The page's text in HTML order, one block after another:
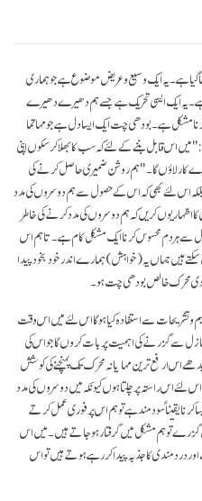
ہے۔ یہ ایک وسیع و عریض موضوع ہے جو ہماری
ہے۔ یہ ایک ایسی تحریک ہے جسے ہم دھیرے دھیرے
مشکل ہے۔ بودھی چت ایک ایسا دل ہے جو مہاتما
میں اس قابل بننے کے لئے کہ سب کا بھلا کر سکوں اپنی
برؤے کار لاؤں گا۔ " ہم روشن ضمیری حاصل کرنے کی
اس لئے بھی کہ اس کے حصول سے ہم دوسروں کی مدد
اظہار یوں کریں کہ ہم دوسروں کی مدد کرنے کی خاطر
سے ہر دم محسوس کرنا ایک مشکل کام ہے۔ تاہم اس
ہیں جہاں یہ ( خواہش ) ہمارے اندر خود بخود پیدا
محرک خالص بودھی چت ہو۔
تشریحات سے استفادہ کیا ہو گا اس لئے میں اس وقت
سے گزرنے کی اہمیت پر بات کروں گا جو اس کی
اس ارفع ترین مہایانہ محرک تک پہنچنے کی کوشش
اس راستہ پر چلتا ہوں کیونکہ میں دوسروں کی مدد
کرنا یقیناً سودمند ہے تو ہم اس پر فوری عمل کرتے
تو ہم مشکل میں گرفتار ہو جاتے ہیں۔ میں اس
درد مندی کا جذبہ پیدا کر رہے ہوتے ہیں تو اس